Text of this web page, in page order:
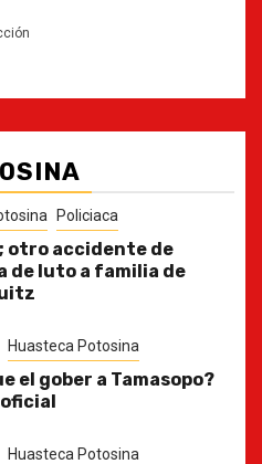
Policiaca
otro accidente de
de luto a familia de
Huasteca Potosina
el gober a Tamasopo?
Huasteca Potosina